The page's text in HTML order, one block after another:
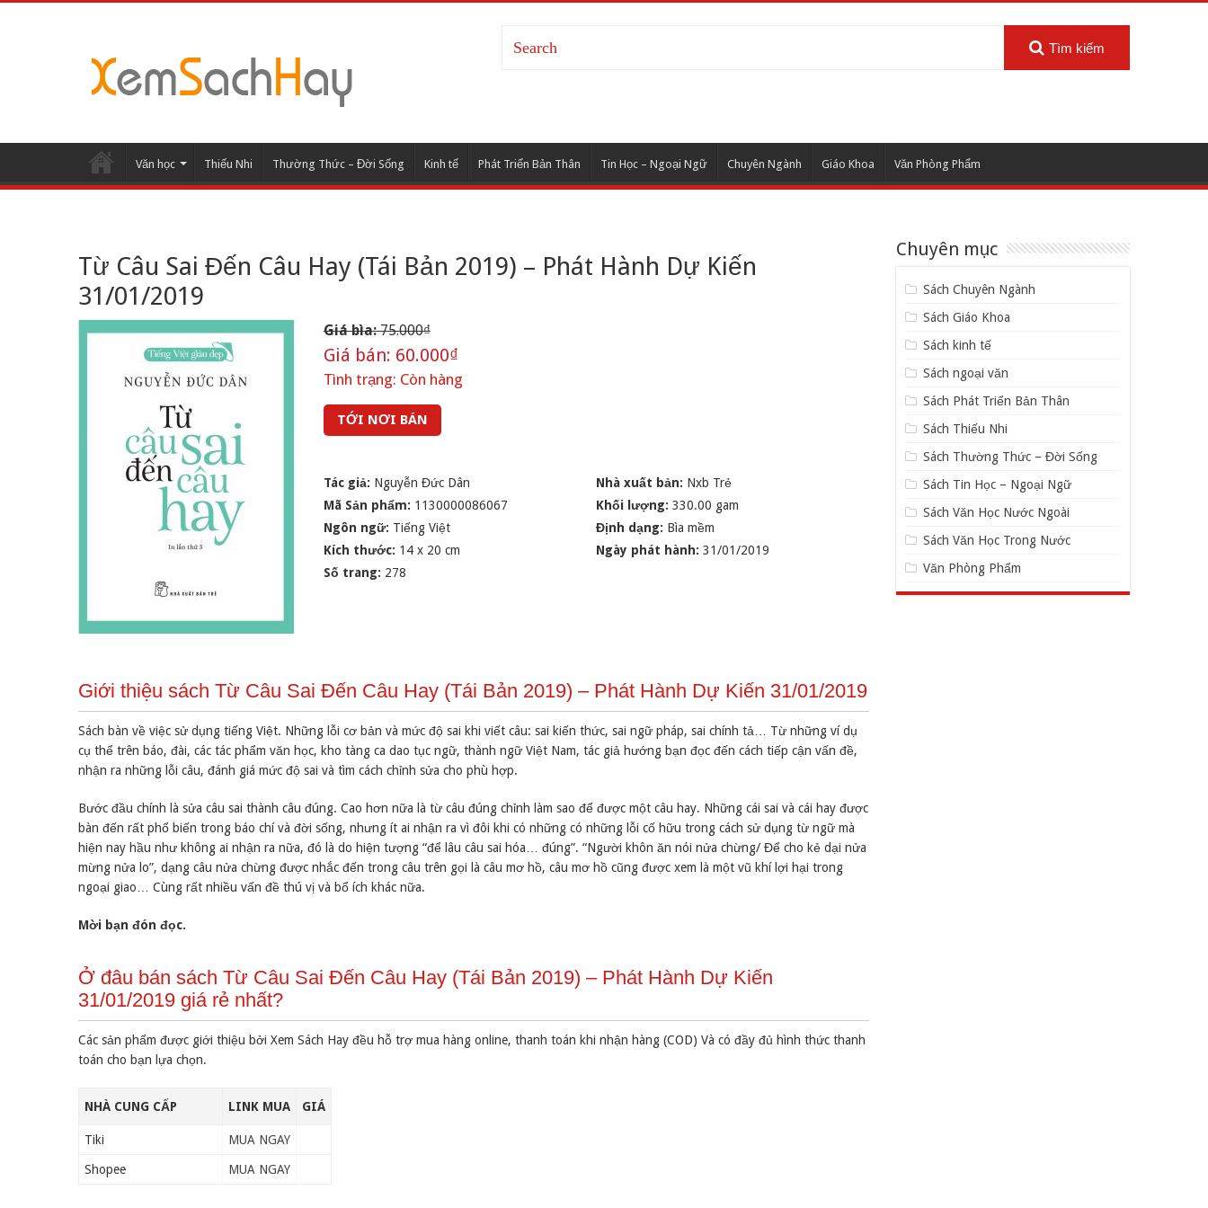
Tìm kiếm
Văn học Thiếu Nhi Thường Thức – Đời Sống Kinh tế Phát Triển Bản Thân Tin Học – Ngoại Ngữ Chuyên Ngành Giáo Khoa Văn Phòng Phẩm
Từ Câu Sai Đến Câu Hay (Tái Bản 2019) – Phát Hành Dự Kiến
31/01/2019
Giá bìa:75.000₫
Giá bán: 60.000₫
Tình trạng: Còn hàng
TỚI NƠI BÁN
Tác giả: Nguyễn Đức Dân Nhà xuất bản: Nxb Trẻ
Mã Sản phẩm: 1130000086067 Khối lượng:330.00 gam
Ngôn ngữ: Tiếng Việt Định dạng: Bìa mềm
Kích thước: 14 x 20 cm Ngày phát hành:31/01/2019
Số trang: 278
Giới thiệu sách Từ Câu Sai Đến Câu Hay (Tái Bản 2019) – Phát Hành Dự Kiến 31/01/2019
Sách bàn về việc sử dụng tiếng Việt. Những lỗi cơ bản và mức độ sai khi viết câu: sai kiến thức, sai ngữ pháp, sai chính tả… Từ những ví dụ
cụ thể trên báo, đài, các tác phẩm văn học, kho tàng ca dao tục ngữ, thành ngữ Việt Nam, tác giả hướng bạn đọc đến cách tiếp cận vấn đề,
nhận ra những lỗi câu, đánh giá mức độ sai và tìm cách chỉnh sửa cho phù hợp.
Bước đầu chính là sửa câu sai thành câu đúng. Cao hơn nữa là từ câu đúng chỉnh làm sao để được một câu hay. Những cái sai và cái hay được
bàn đến rất phổ biến trong báo chí và đời sống, nhưng ít ai nhận ra vì đôi khi có những có những lỗi cố hữu trong cách sử dụng từ ngữ mà
hiện nay hầu như không ai nhận ra nữa, đó là do hiện tượng “để lâu câu sai hóa… đúng”. “Người khôn ăn nói nửa chừng/ Để cho kẻ dại nửa
mừng nửa lo”, dạng câu nửa chừng được nhắc đến trong câu trên gọi là câu mơ hồ, câu mơ hồ cũng được xem là một vũ khí lợi hại trong
ngoại giao… Cùng rất nhiều vấn đề thú vị và bổ ích khác nữa.
Mời bạn đón đọc.
Ở đâu bán sách Từ Câu Sai Đến Câu Hay (Tái Bản 2019) – Phát Hành Dự Kiến
31/01/2019 giá rẻ nhất?
Các sản phẩm được giới thiệu bởi Xem Sách Hay đều hỗ trợ mua hàng online, thanh toán khi nhận hàng (COD) Và có đầy đủ hình thức thanh
toán cho bạn lựa chọn.
NHÀ CUNG CẤP LINK MUA GIÁ
Tiki MUA NGAY
Shopee MUA NGAY
Chuyên mục
Sách Chuyên Ngành
Sách Giáo Khoa
Sách kinh tế
Sách ngoại văn
Sách Phát Triển Bản Thân
Sách Thiếu Nhi
Sách Thường Thức – Đời Sống
Sách Tin Học – Ngoại Ngữ
Sách Văn Học Nước Ngoài
Sách Văn Học Trong Nước
Văn Phòng Phẩm